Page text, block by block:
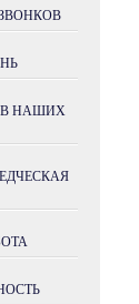
В НАШИХ